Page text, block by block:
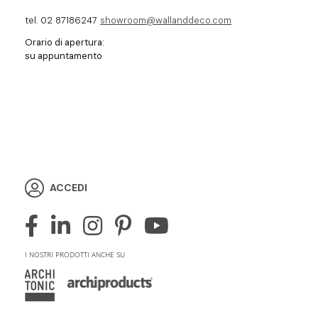
tel. 02 87186247 showroom@wallanddeco.com
Orario di apertura:
su appuntamento
ACCEDI
I NOSTRI PRODOTTI ANCHE SU